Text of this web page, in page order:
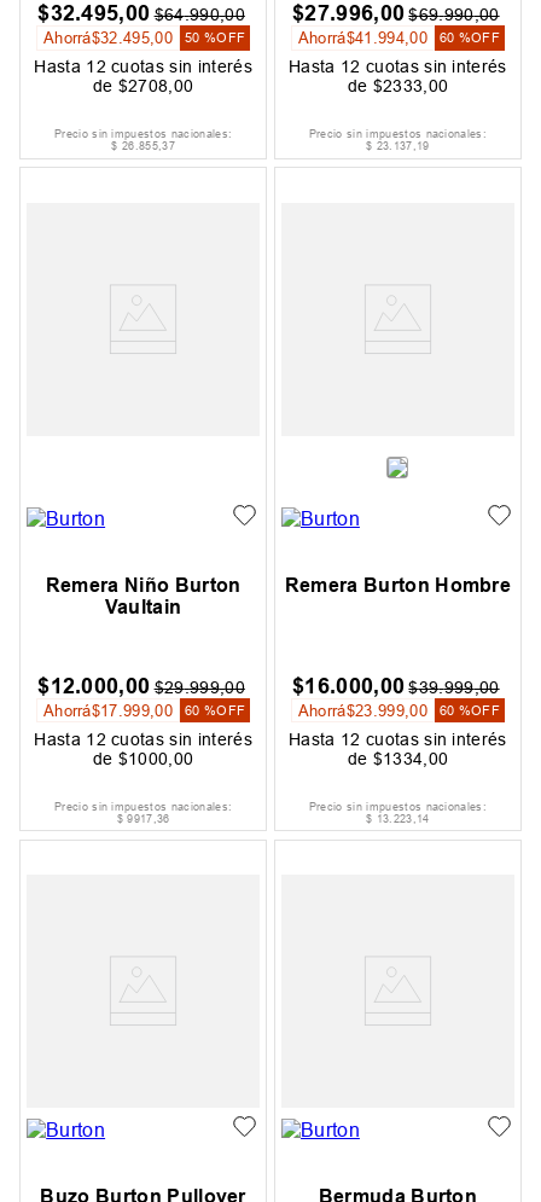
$32.495,00 $64.990,00
Ahorrá$32 .495 ,00 50 %OFF
Hasta 12 cuotas sin interés
de $2708 00
Precio sin impuestos nacionales:
$ 26.855,37
$27.996,00 $69.990,00
Ahorrá$41 994,00 60 %OFF
Hasta 12 cuotas sin interés
de $2333 00
Precio sin impuestos nacionales:
$ 23. 137,19
Remera Niño Burton
Vaultain
$12.000,00 $29.999,00
Ahorrá$17 .999 ,00 60 %OFF
Hasta 12 cuotas sin interés
de $1000 00
Precio sin impuestos nacionales:
$ 9917,36
Remera Burton Hombre
$16.000,00 $39.999,00
Ahorrá$23 999,00 60 %OFF
Hasta 12 cuotas sin interés
de $1334 00
Precio sin impuestos nacionales:
$ 13.223,14
Buzo Burton Pullover
Bermuda Burton